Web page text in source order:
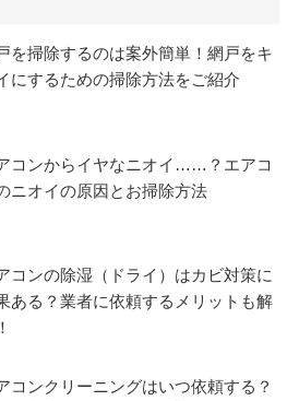
を掃除するのは案外簡単！網戸をキ
にするための掃除方法をご紹介
コンからイヤなニオイ……？エアコ
ニオイの原因とお掃除方法
コンの除湿（ドライ）はカビ対策に
ある？業者に依頼するメリットも解
コンクリーニングはいつ依頼する？